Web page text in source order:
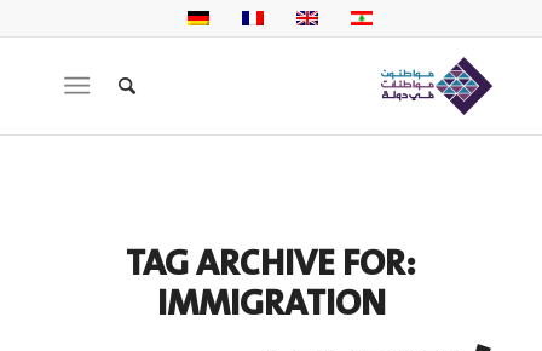
TAG ARCHIVE FOR:
IMMIGRATION